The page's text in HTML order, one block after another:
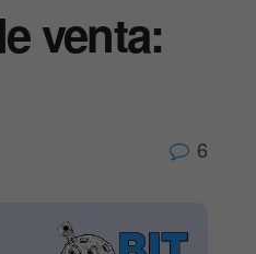
venta:
6